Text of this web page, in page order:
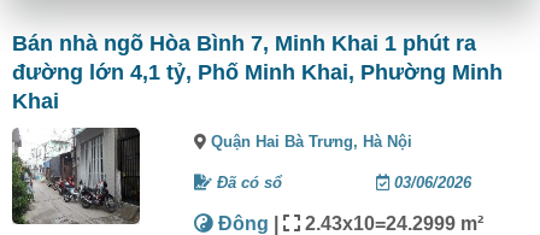
Bán nhà ngõ Hòa Bình 7, Minh Khai 1 phút ra
đường lớn 4,1 tỷ, Phố Minh Khai, Phường Minh
Khai
Quận Hai Bà Trưng,Hà Nội
Đã có sổ 03/06/2026
Đông | 2.43x10=24.2999 m²